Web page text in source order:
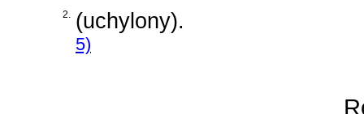
2. (uchylony).
5)